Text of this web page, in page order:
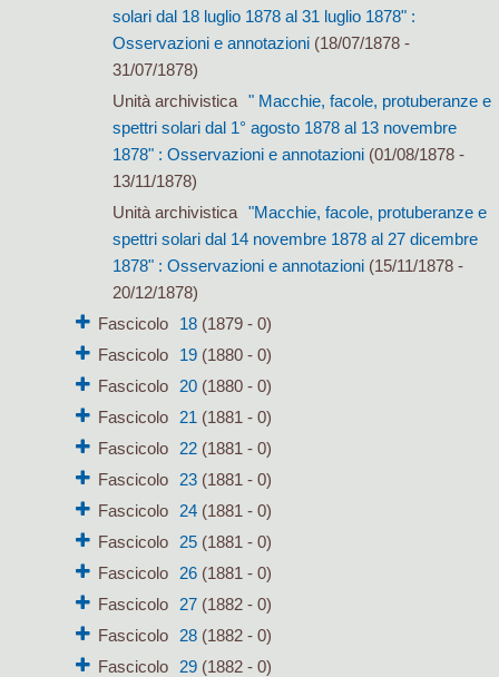
solari dal 18 luglio 1878 al 31 luglio 1878" :
Osservazioni e annotazioni(18/07/1878 -
31/07/1878)
Unità archivistica " Macchie, facole, protuberanze e
spettri solari dal 1° agosto 1878 al 13 novembre
1878" : Osservazioni e annotazioni(01/08/1878 -
13/11/1878)
Unità archivistica "Macchie, facole, protuberanze e
spettri solari dal 14 novembre 1878 al 27 dicembre
1878" : Osservazioni e annotazioni(15/11/1878 -
20/12/1878)
Fascicolo
18(1879 - 0)
Fascicolo
19(1880 - 0)
Fascicolo
20(1880 - 0)
Fascicolo
21 (1881 - 0)
Fascicolo
22(1881 - 0)
Fascicolo
23(1881 - 0)
Fascicolo
24(1881 - 0)
Fascicolo
25(1881 - 0)
Fascicolo
26(1881 - 0)
Fascicolo
27(1882 - 0)
Fascicolo
28(1882 - 0)
Fascicolo
29(1882 - 0)